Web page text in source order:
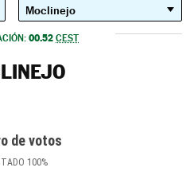
00.52 CEST
de votos
100%